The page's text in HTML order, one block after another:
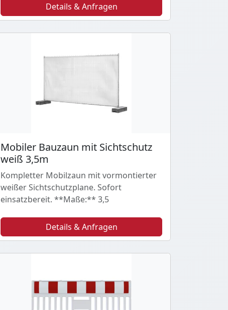
Details & Anfragen
Mobiler Bauzaun mit Sichtschutz
weiß 3,5m
Kompletter Mobilzaun mit vormontierter
weißer Sichtschutzplane. Sofort
einsatzbereit. **Maße:** 3,5
Details & Anfragen